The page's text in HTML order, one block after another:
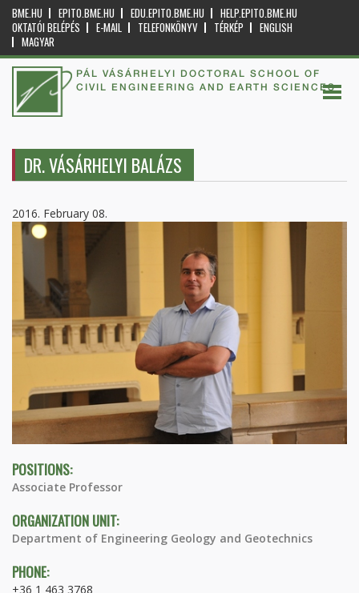
BME.HU EPITO.BME.HU EDU.EPITO.BME.HU
HELP.EPITO.BME.HU
OKTATÓI BELÉPÉS
E-MAIL TELEFONKÖNYV TÉRKÉP
ENGLISH
MAGYAR
PÁL VÁSÁRHELYI DOCTORAL SCHOOL OF
CIVIL ENGINEERING AND EARTH SCIENCES
DR. VÁSÁRHELYI BALÁZS
2016. February 08.
POSITIONS:
Associate Professor
ORGANIZATION UNIT:
Department of Engineering Geology and Geotechnics
PHONE:
+36 1 463 3768